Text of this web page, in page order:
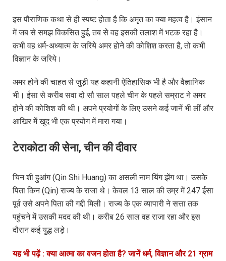
इस पौराणिक कथा से ही स्पष्ट होता है कि अमृत का क्या महत्व है। इंसान
में जब से समझ विकसित हुई, तब से वह इसकी तलाश में भटक रहा है।
कभी वह धर्म-अध्यात्म के जरिये अमर होने की कोशिश करता है, तो कभी
विज्ञान के जरिये।
अमर होने की चाहत से जुड़ी यह कहानी ऐतिहासिक भी है और वैज्ञानिक
भी। ईसा से करीब सवा दो सौ साल पहले चीन के पहले सम्राट ने अमर
होने की कोशिश की थी। अपने प्रयोगों के लिए उसने कई जानें भी लीं और
आखिर में खुद भी एक प्रयोग में मारा गया।
टेराकोटा की सेना, चीन की दीवार
चिन शी हुआंग (Qin Shi Huang) का असली नाम यिंग झेंग था। उसके
पिता किन (Qin) राज्य के राजा थे। केवल 13 साल की उम्र में 247 ईसा
पूर्व उसे अपने पिता की गद्दी मिली। राज्य के एक व्यापारी ने सत्ता तक
पहुंचने में उसकी मदद की थी। करीब 26 साल वह राजा रहा और इस
दौरान कई युद्ध लड़े।
यह भी पढ़ें : क्या आत्मा का वजन होता है? जानें धर्म, विज्ञान और 21 ग्राम